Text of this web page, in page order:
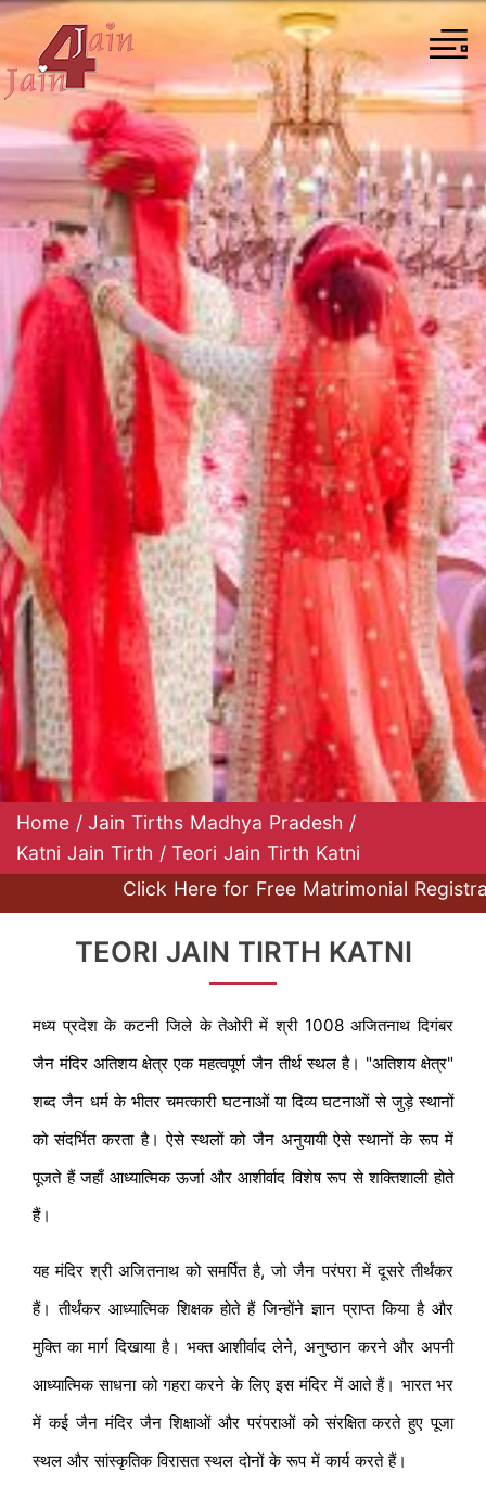
Home / Jain Tirths Madhya Pradesh /
Katni Jain Tirth / Teori Jain Tirth Katni
Click Here for Free Matrimonial Registration
TEORI JAIN TIRTH KATNI
मध्य प्रदेश के कटनी जिले के तेओरी में श्री 1008 अजितनाथ दिगंबर
जैन मंदिर अतिशय क्षेत्र एक महत्वपूर्ण जैन तीर्थ स्थल है। "अतिशय क्षेत्र"
शब्द जैन धर्म के भीतर चमत्कारी घटनाओं या दिव्य घटनाओं से जुड़े स्थानों
को संदर्भित करता है। ऐसे स्थलों को जैन अनुयायी ऐसे स्थानों के रूप में
पूजते हैं जहाँ आध्यात्मिक ऊर्जा और आशीर्वाद विशेष रूप से शक्तिशाली होते
हैं।
यह मंदिर श्री अजितनाथ को समर्पित है, जो जैन परंपरा में दूसरे तीर्थंकर
हैं। तीर्थंकर आध्यात्मिक शिक्षक होते हैं जिन्होंने ज्ञान प्राप्त किया है और
मुक्ति का मार्ग दिखाया है। भक्त आशीर्वाद लेने, अनुष्ठान करने और अपनी
आध्यात्मिक साधना को गहरा करने के लिए इस मंदिर में आते हैं। भारत भर
में कई जैन मंदिर जैन शिक्षाओं और परंपराओं को संरक्षित करते हुए पूजा
स्थल और सांस्कृतिक विरासत स्थल दोनों के रूप में कार्य करते हैं।